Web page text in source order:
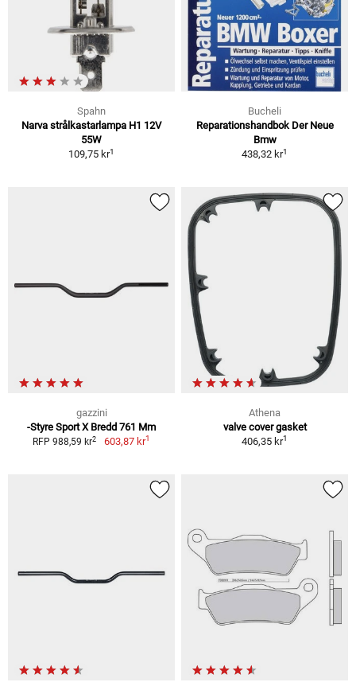
Spahn
Narva strålkastarlampa H1 12V
55W
109,75 kr1
Bucheli
Reparationshandbok Der Neue
Bmw
438,32 kr1
gazzini
-Styre Sport X Bredd 761 Mm
RFP 988,59 kr2 603,87 kr1
Athena
valve cover gasket
406,35 kr1